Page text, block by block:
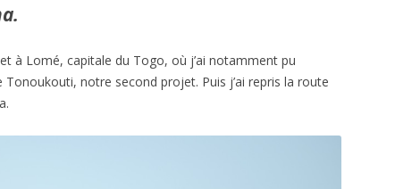
à Lomé, capitale du Togo, où j’ai notamment pu
Tonoukouti, notre second projet. Puis j’ai repris la route